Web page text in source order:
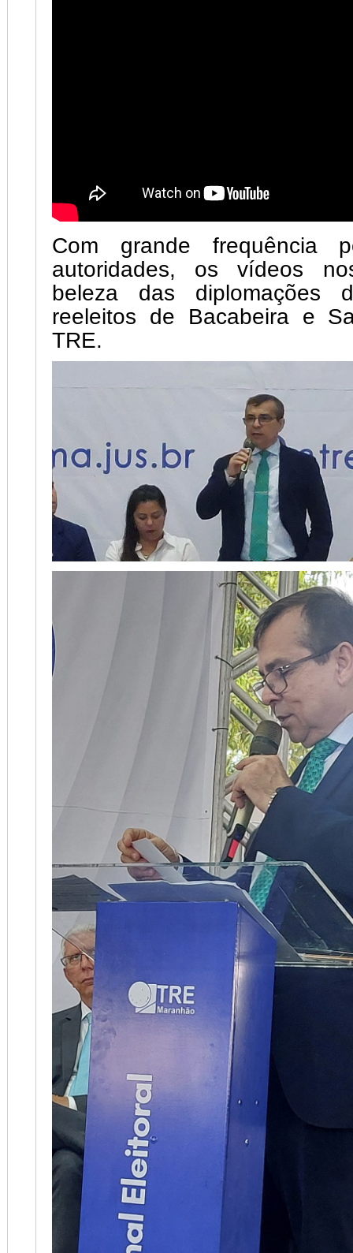
Com grande frequência
autoridades, os vídeos
beleza das diplomações
reeleitos de Bacabeira e
TRE.